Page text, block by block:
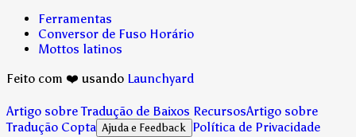
Ferramentas
Conversor de Fuso Horário
Mottos latinos
Feito com ❤️ usando Launchyard
Artigo sobre Tradução de Baixos RecursosArtigo sobre
Tradução Copta Ajuda e Feedback Política de Privacidade